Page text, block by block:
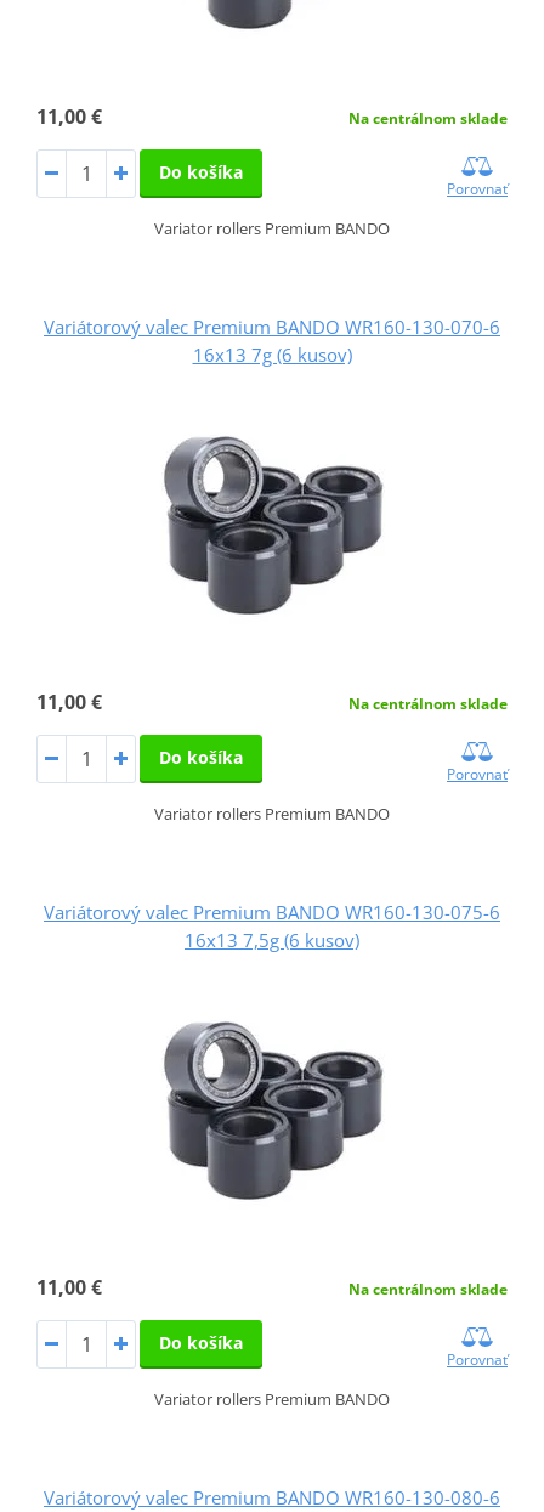
11,00 € Na centrálnom sklade
Do košíka
Porovnať
Variator rollers Premium BANDO
Variátorový valec Premium BANDO WR160-130-070-6
16x13 7g (6 kusov)
11,00 € Na centrálnom sklade
Do košíka
Porovnať
Variator rollers Premium BANDO
Variátorový valec Premium BANDO WR160-130-075-6
16x13 7,5g (6 kusov)
11,00 € Na centrálnom sklade
Do košíka
Porovnať
Variator rollers Premium BANDO
Variátorový valec Premium BANDO WR160-130-080-6